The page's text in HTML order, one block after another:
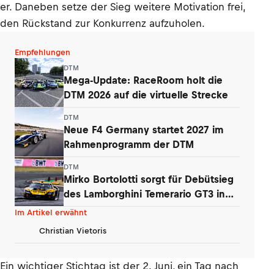
er. Daneben setze der Sieg weitere Motivation frei,
den Rückstand zur Konkurrenz aufzuholen.
Empfehlungen
DTM
Mega-Update: RaceRoom holt die
DTM 2026 auf die virtuelle Strecke
DTM
Neue F4 Germany startet 2027 im
Rahmenprogramm der DTM
DTM
Mirko Bortolotti sorgt für Debütsieg
des Lamborghini Temerario GT3 in
DTM
Im Artikel erwähnt
Christian Vietoris
Ein wichtiger Stichtag ist der 2. Juni, ein Tag nach